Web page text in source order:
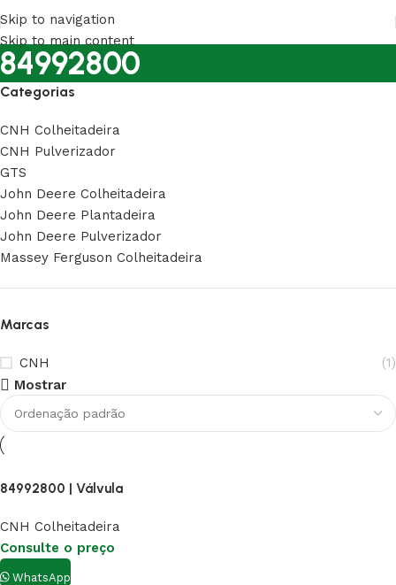
Skip to navigation
Skip to main content
84992800
Categorias
CNH Colheitadeira
CNH Pulverizador
GTS
John Deere Colheitadeira
John Deere Plantadeira
John Deere Pulverizador
Massey Ferguson Colheitadeira
Marcas
CNH
(1)
Mostrar
84992800 | Válvula
CNH Colheitadeira
Consulte o preço
WhatsApp